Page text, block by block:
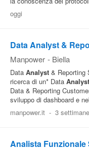
oggi
Data Analyst &
Manpower - Biella
Data Analyst & Reporting
ricerca di un* Data Analyst
Data & Reporting
sviluppo di dashboard e
manpower.it - 3
Analista